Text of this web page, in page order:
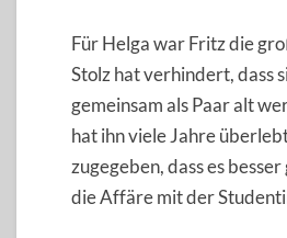
Für Helga war Fritz die
Stolz hat verhindert, dass
gemeinsam als Paar alt
hat ihn viele Jahre
zugegeben, dass es
die Affäre mit der